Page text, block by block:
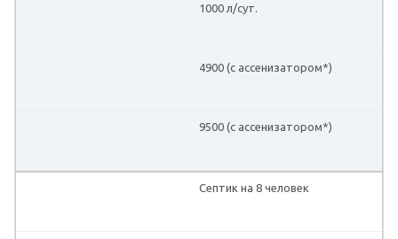
1000 л/сут.
4900 (с ассенизатором*)
9500 (с ассенизатором*)
Септик на 8 человек